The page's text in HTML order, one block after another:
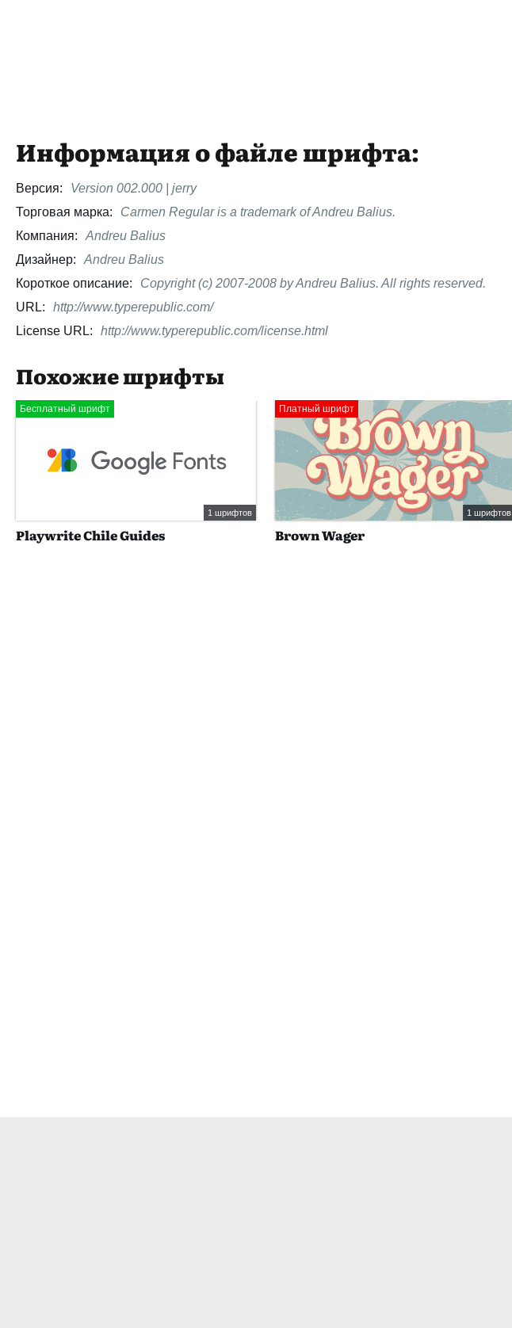
Информация о файле шрифта:
Версия:
Version 002.000 | jerry
Торговая марка:
Carmen Regular is a trademark of Andreu Balius.
Компания:
Andreu Balius
Дизайнер:
Andreu Balius
Короткое описание:
Copyright (c) 2007-2008 by Andreu Balius. All rights reserved.
URL:
http://www.typerepublic.com/
License URL:
http://www.typerepublic.com/license.html
Похожие шрифты
Бесплатный шрифт
1 шрифтов
Playwrite Chile Guides
Платный шрифт
1 шрифтов
Brown Wager